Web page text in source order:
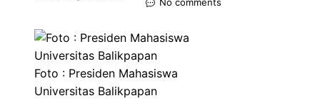
Foto : Presiden Mahasiswa
Universitas Balikpapan